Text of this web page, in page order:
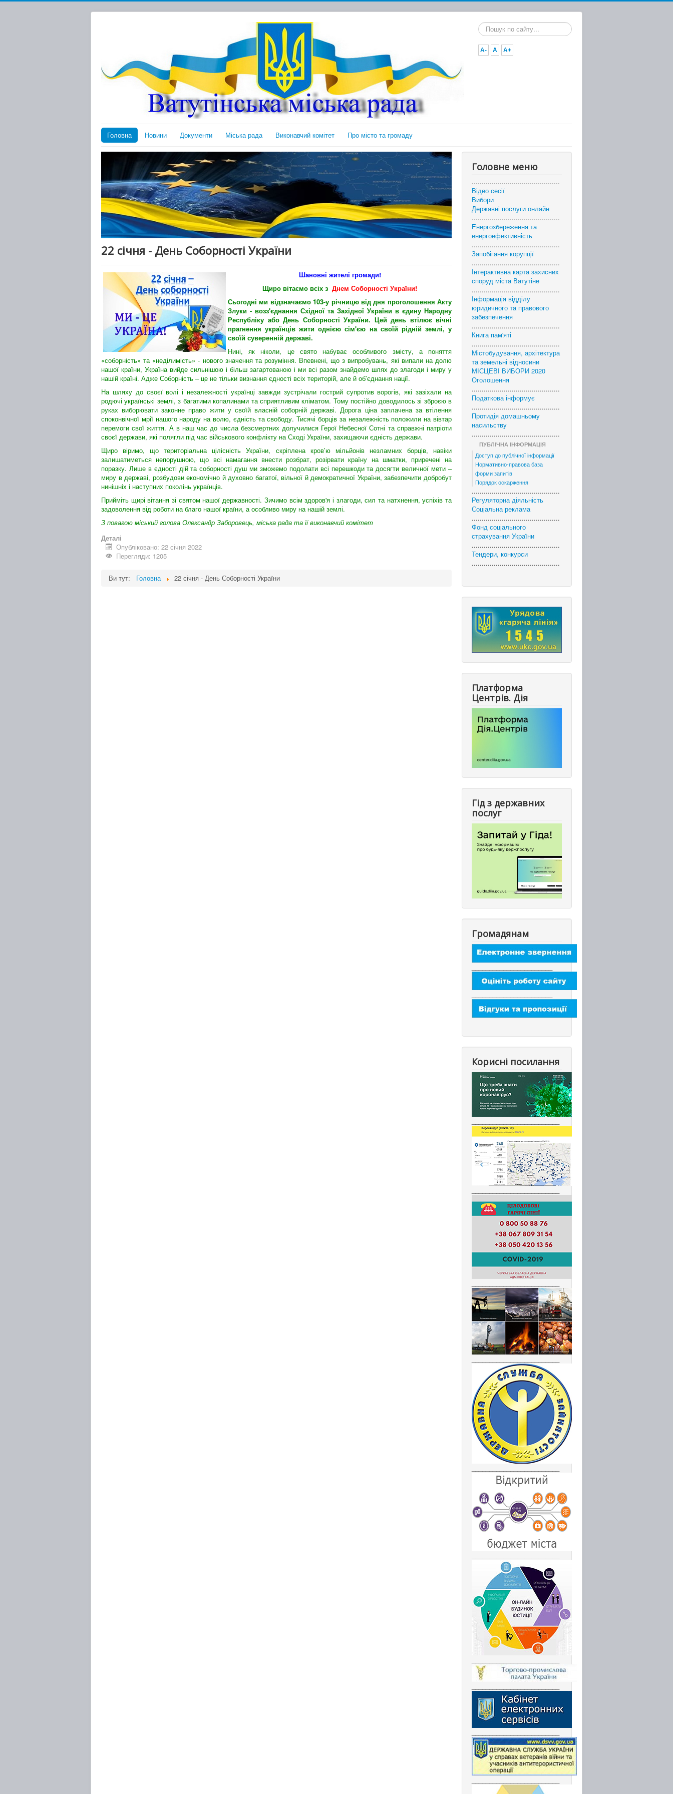
Пошук...
A- A A+
Головна Новини Документи Міська рада Виконавчий комітет Про місто та громаду
22 січня - День Соборності України
Шановні жителі громади!
Щиро вітаємо всіх з Днем Соборності України!
Сьогодні ми відзначаємо 103-у річницю від дня проголошення Акту
Злуки - возз'єднання Східної та Західної України в єдину Народну
Республіку або День Соборності України. Цей день втілює вічні
прагнення українців жити однією сім'єю на своїй рідній землі, у
своїй суверенній державі.
Нині, як ніколи, це свято набуває особливого змісту, а поняття
«соборність» та «неділимість» - нового значення та розуміння. Впевнені, що з випробувань, які випали на долю
нашої країни, Україна вийде сильнішою і більш загартованою і ми всі разом знайдемо шлях до злагоди і миру у
нашій країні. Адже Соборність – це не тільки визнання єдності всіх територій, але й об’єднання нації.
На шляху до своєї волі і незалежності українці завжди зустрічали гострий супротив ворогів, які зазіхали на
родючі українські землі, з багатими копалинами та сприятливим кліматом. Тому постійно доводилось зі зброєю в
руках виборювати законне право жити у своїй власній соборній державі. Дорога ціна заплачена за втілення
споконвічної мрії нашого народу на волю, єдність та свободу. Тисячі борців за незалежність положили на вівтар
перемоги свої життя. А в наш час до числа безсмертних долучилися Герої Небесної Сотні та справжні патріоти
своєї держави, які полягли під час військового конфлікту на Сході України, захищаючи єдність держави.
Щиро віримо, що територіальна цілісність України, скріплена кров’ю мільйонів незламних борців, навіки
залишатиметься непорушною, що всі намагання внести розбрат, розірвати країну на шматки, приречені на
поразку. Лише в єдності дій та соборності душ ми зможемо подолати всі перешкоди та досягти величної мети –
миру в державі, розбудови економічно й духовно багатої, вільної й демократичної України, забезпечити добробут
нинішніх і наступних поколінь українців.
Прийміть щирі вітання зі святом нашої державності. Зичимо всім здоров'я і злагоди, сил та натхнення, успіхів та
задоволення від роботи на благо нашої країни, а особливо миру на нашій землі.
З повагою міський голова Олександр Заборовець, міська рада та її виконавчий комітет
Деталі
Опубліковано: 22 січня 2022
Перегляди: 1205
Ви тут: Головна 22 січня - День Соборності України
Головне меню
............................................
Відео сесії
Вибори
Державні послуги онлайн
............................................
Енергозбереження та
енергоефективність
............................................
Запобігання корупції
............................................
Інтерактивна карта захисних
споруд міста Ватутіне
............................................
Інформація відділу
юридичного та правового
забезпечення
............................................
Книга пам'яті
............................................
Містобудування, архітектура
та земельні відносини
МІСЦЕВІ ВИБОРИ 2020
Оголошення
............................................
Податкова інформує
............................................
Протидія домашньому
насильству
............................................
ПУБЛІЧНА ІНФОРМАЦІЯ
Доступ до публічної інформації
Нормативно-правова база
форми запитів
Порядок оскарження
............................................
Регуляторна діяльність
Соціальна реклама
............................................
Фонд соціального
страхування України
............................................
Тендери, конкурси
............................................
Платформа
Центрів. Дія
Гід з державних
послуг
Громадянам
Корисні посилання